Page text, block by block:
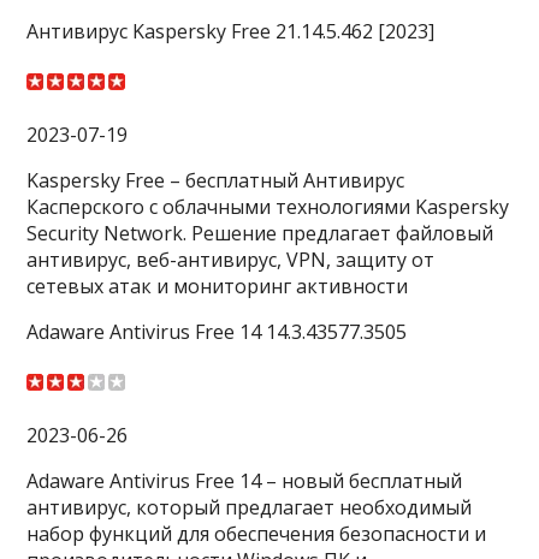
Антивирус Kaspersky Free 21.14.5.462 [2023]
2023-07-19
Kaspersky Free – бесплатный Антивирус
Касперского с облачными технологиями Kaspersky
Security Network. Решение предлагает файловый
антивирус, веб-антивирус, VPN, защиту от
сетевых атак и мониторинг активности
Adaware Antivirus Free 14 14.3.43577.3505
2023-06-26
Adaware Antivirus Free 14 – новый бесплатный
антивирус, который предлагает необходимый
набор функций для обеспечения безопасности и